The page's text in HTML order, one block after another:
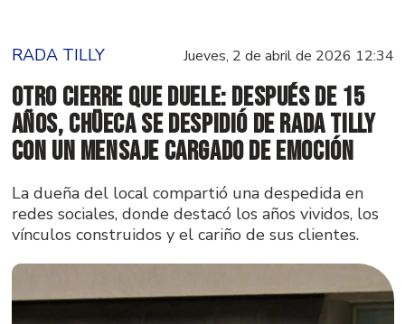
RADA TILLY Jueves, 2 de abril de 2026 12:34
Otro cierre que duele: después de 15
años, CHÜECA se despidió de Rada Tilly
con un mensaje cargado de emoción
La dueña del local compartió una despedida en
redes sociales, donde destacó los años vividos, los
vínculos construidos y el cariño de sus clientes.